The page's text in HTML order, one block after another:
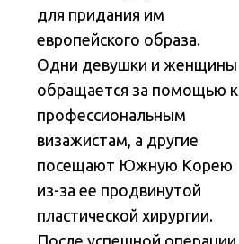
для придания им
европейского образа.
Одни девушки и женщины
обращается за помощью к
профессиональным
визажистам, а другие
посещают Южную Корею
из-за ее продвинутой
пластической хирургии.